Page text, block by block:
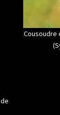
Cousoudre